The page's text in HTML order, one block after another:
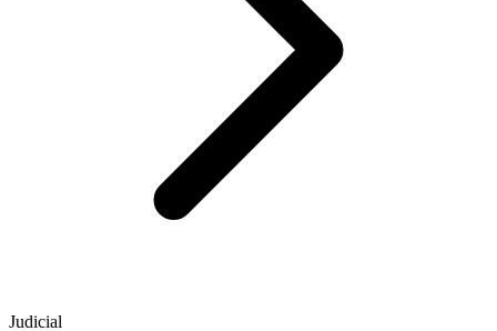
Judicial